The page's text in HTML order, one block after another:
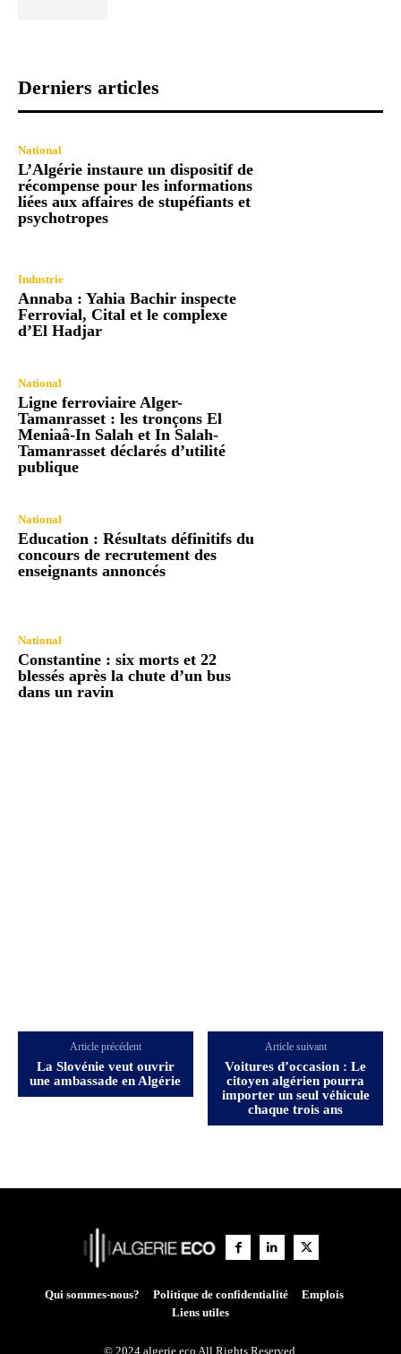
Derniers articles
National
L’Algérie instaure un dispositif de
récompense pour les informations
liées aux affaires de stupéfiants et
psychotropes
Industrie
Annaba : Yahia Bachir inspecte
Ferrovial, Cital et le complexe
d’El Hadjar
National
Ligne ferroviaire Alger-
Tamanrasset : les tronçons El
Meniaâ-In Salah et In Salah-
Tamanrasset déclarés d’utilité
publique
National
Education : Résultats définitifs du
concours de recrutement des
enseignants annoncés
National
Constantine : six morts et 22
blessés après la chute d’un bus
dans un ravin
Article précédent
La Slovénie veut ouvrir
une ambassade en Algérie
Article suivant
Voitures d’occasion : Le
citoyen algérien pourra
importer un seul véhicule
chaque trois ans
Qui sommes-nous? Politique de confidentialité
Emplois
Liens utiles
© 2024 algerie eco All Rights Reserved.